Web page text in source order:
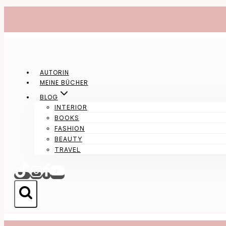
springen
AUTORIN
MEINE BÜCHER
BLOG
INTERIOR
BOOKS
FASHION
BEAUTY
TRAVEL